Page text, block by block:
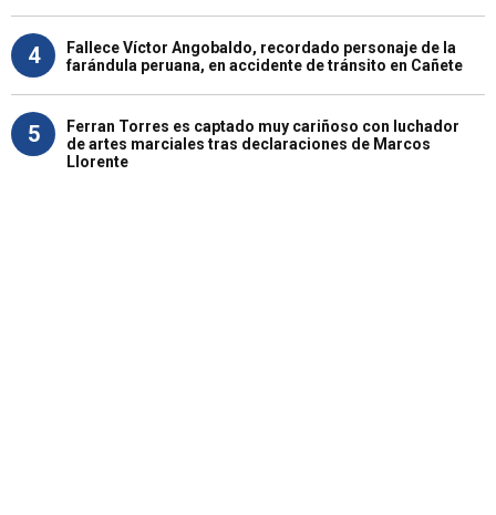
4
Fallece Víctor Angobaldo, recordado personaje de la
farándula peruana, en accidente de tránsito en Cañete
5
Ferran Torres es captado muy cariñoso con luchador
de artes marciales tras declaraciones de Marcos
Llorente